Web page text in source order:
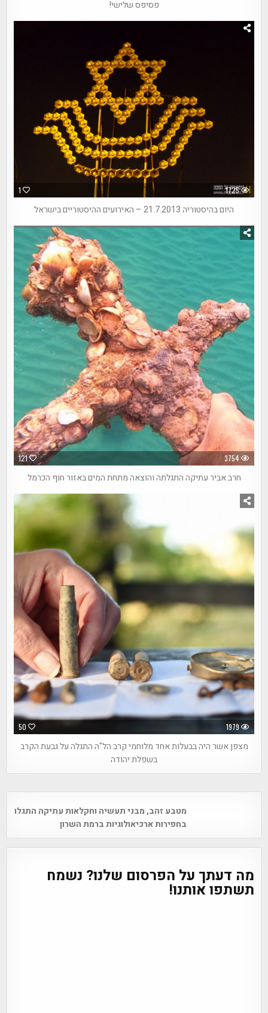
פסיפס שלישי!
1 1725
היום בהיסטוריה 21.7.2013 – האירועים ההיסטוריים בישראל
121 3754
חרב אביר עתיקה התגלתה והוצאה מתחת המים באזור חוף הכרמל
50 1979
מצפן אשר היה בבעלות אחד מלוחמי קרב הל"ה התגלה על גבעת הקרב
בשפלת יהודה
navigationמטבע זהב, מבני תעשיה וחקלאות עתיקה התגלו
בחפירות ארכיאולוגיות ברמת השרון
מה דעתך על הפרסום שלנו? נשמח
תשתפו אותנו!